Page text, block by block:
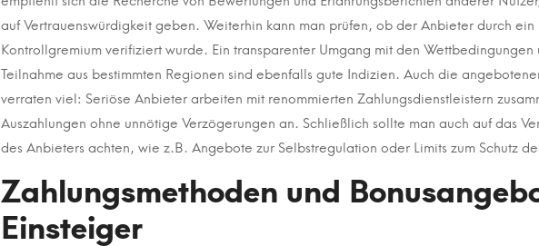
auf Vertrauenswürdigkeit geben. Weiterhin kann man prüfen, ob der Anbieter durch
Kontrollgremium verifiziert wurde. Ein transparenter Umgang mit den Wettbedingungen
Teilnahme aus bestimmten Regionen sind ebenfalls gute Indizien. Auch die
verraten viel: Seriöse Anbieter arbeiten mit renommierten Zahlungsdienstleistern
Auszahlungen ohne unnötige Verzögerungen an. Schließlich sollte man auch auf das
des Anbieters achten, wie z.B. Angebote zur Selbstregulation oder Limits zum Schutz
Zahlungsmethoden und
Einsteiger